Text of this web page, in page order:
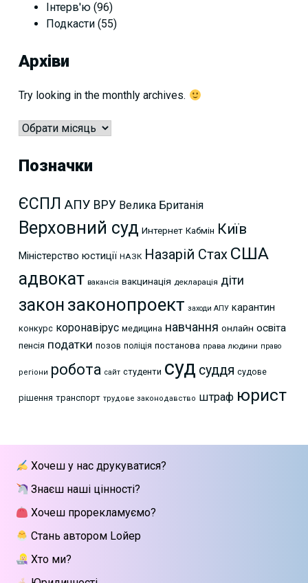
Інтерв'ю (96)
Подкасти (55)
Архіви
Try looking in the monthly archives.
Архіви
Позначки
ЄСПЛ АПУ ВРУ Велика Британія
Верховний суд Интернет Кабмін Київ
Міністерство юстиції НАЗК Назарій Стах США
адвокат вакансія вакцинація декларація діти
закон законопроект заходи АПУ карантин
конкурс коронавірус медицина навчання онлайн освіта
пенсія податки позов поліція постанова права людини право
регіони робота сайт студенти суд суддя судове
рішення транспорт трудове законодавство штраф юрист
Хочеш у нас друкуватися?
Знаєш наші цінності?
Хочеш прорекламуємо?
Стань автором Lойер
Хто ми?